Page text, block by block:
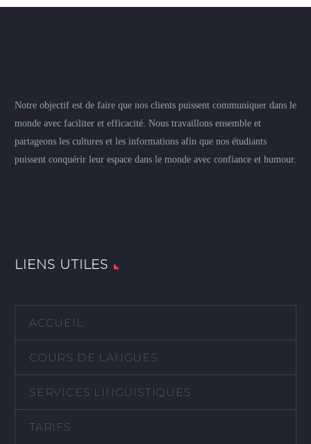
Notre objectif est de faire que nos clients puissent communiquer dans le
monde avec faciliter et efficacité. Nous travaillons ensemble et
partageons les cultures et les informations afin que nos étudiants
puissent conquérir leur espace dans le monde avec confiance et humour.
LIENS UTILES
ACCUEIL
COURS DE LANGUES
SERVICES LINGUISTIQUES
TARIFS